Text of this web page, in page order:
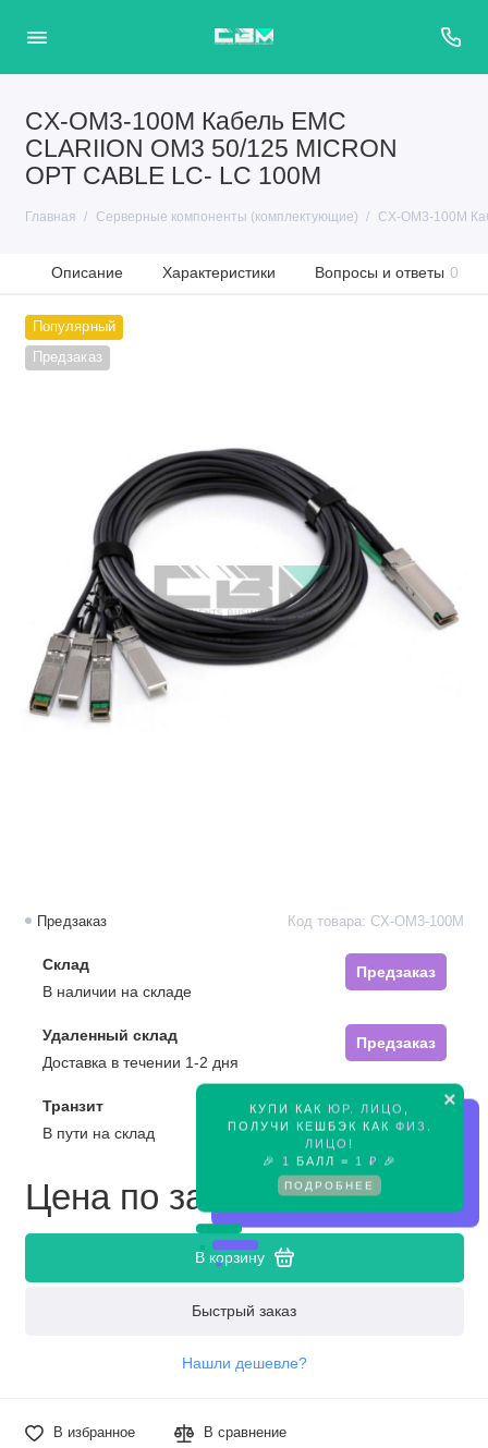
CX-OM3-100M Кабель EMC
CLARIION OM3 50/125 MICRON
OPT CABLE LC- LC 100M
Главная Серверные компоненты (комплектующие) CX-OM3-100M
Описание Характеристики Вопросы и ответы 0
Популярный
Предзаказ
×
КУПИ КАК ЮР. ЛИЦО
ПОЛУЧИ КЕШБЭК КАК ФИЗ.
ЛИЦО !
🎉
1 БАЛЛ = 1 ₽ 🎉
ПОДРОБНЕЕ
Предзаказ Код товара: CX-OM3-100M
Склад
Предзаказ
В наличии на складе
Удаленный склад
Предзаказ
Доставка в течении 1-2 дня
Транзит
Предзаказ
В пути на склад
Цена по запросу
В корзину
Быстрый заказ
Нашли дешевле?
В избранное В сравнение